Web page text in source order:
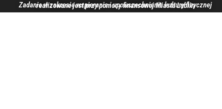
Zadanie w zakresie wspierania i upowszechniania kultury fizycznej realizowane jest przy pomocy finansowej Miasta Lublin